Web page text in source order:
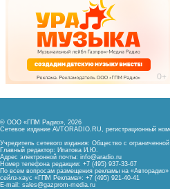
© ООО «ГПМ Радио», 2026
Сетевое издание AVTORADIO.RU, регистрационный
Учредитель сетевого издания: Общество с
Главный редактор: Ипатова И.Ю.
Адрес электронной почты: info@aradio.ru
Номер телефона редакции: +7 (495) 937-33-67
По всем вопросам размещения рекламы на «Авторадио»
сейлз-хаус «ГПМ Реклама»: +7 (495) 921-40-41
E-mail: sales@gazprom-media.ru